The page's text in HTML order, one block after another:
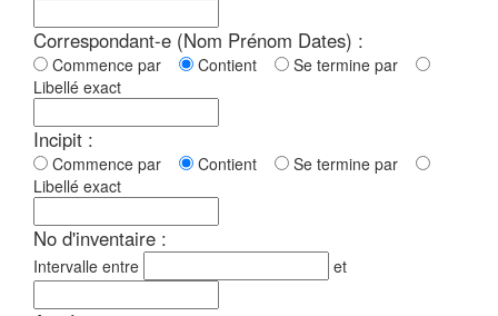
Correspondant-e (Nom Prénom Dates) :
Commence par Contient
Se termine par
Libellé exact
Incipit :
Commence par Contient
Se termine par
Libellé exact
No d'inventaire :
Intervalle entre et